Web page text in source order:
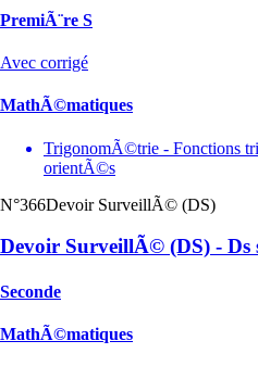
PremiÃ¨re S
Avec corrigé
MathÃ©matiques
TrigonomÃ©trie - Fonctions
orientÃ©s
N°366Devoir SurveillÃ© (DS)
Devoir SurveillÃ© (DS) - Ds
Seconde
MathÃ©matiques